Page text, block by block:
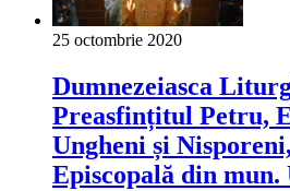
25 octombrie 2020
Dumnezeiasca
Preasfințitul Petru,
Ungheni și
Episcopală din mun.